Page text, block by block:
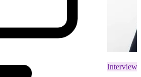
Interviews